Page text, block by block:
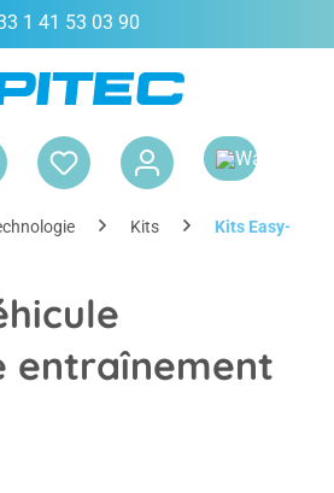
1 41 53 03 90
Kits Kits Easy-Line
entraînement